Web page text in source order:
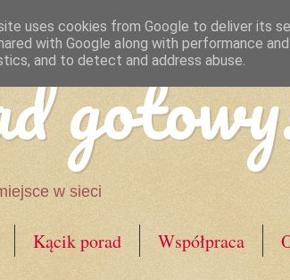
w sieci
Kącik porad Współpraca
uses cookies from Google to deliver its
with Google along with performance
and to detect and address abuse.